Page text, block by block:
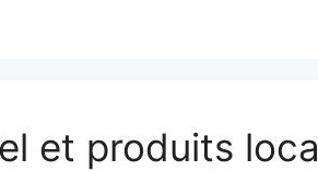
et produits